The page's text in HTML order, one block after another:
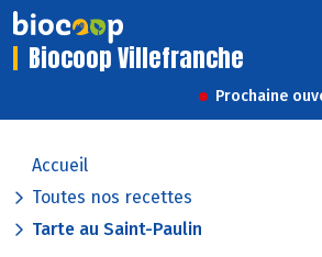
Biocoop Villefranche
Prochaine
Accueil
Toutes nos recettes
Tarte au Saint-Paulin